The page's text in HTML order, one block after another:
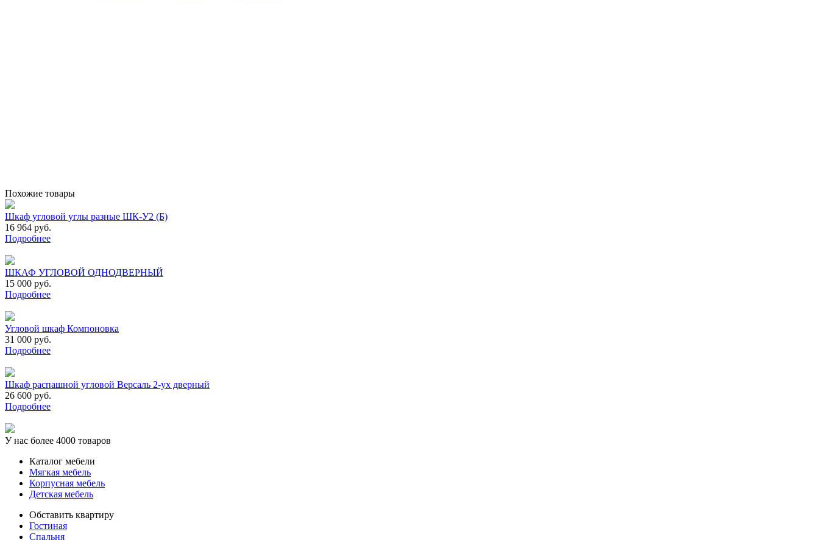
Похожие товары
Шкаф угловой углы разные ШК-У2 (Б)
16 964 руб.
Подробнее
ШКАФ УГЛОВОЙ ОДНОДВЕРНЫЙ
15 000 руб.
Подробнее
Угловой шкаф Компоновка
31 000 руб.
Подробнее
Шкаф распашной угловой Версаль 2-ух дверный
26 600 руб.
Подробнее
У нас более 4000 товаров
Каталог мебели
Мягкая мебель
Корпусная мебель
Детская мебель
Обставить квартиру
Гостиная
Спальня